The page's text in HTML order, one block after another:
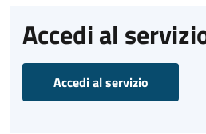
Accedi al
Accedi al servizio